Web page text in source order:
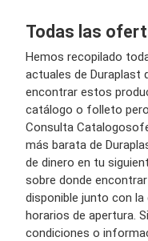
Todas las
Hemos recopilado
actuales de Duraplast
encontrar estos
catálogo o folleto
Consulta
más barata de
de dinero en tu
sobre donde
disponible junto con
horarios de apertura.
condiciones o